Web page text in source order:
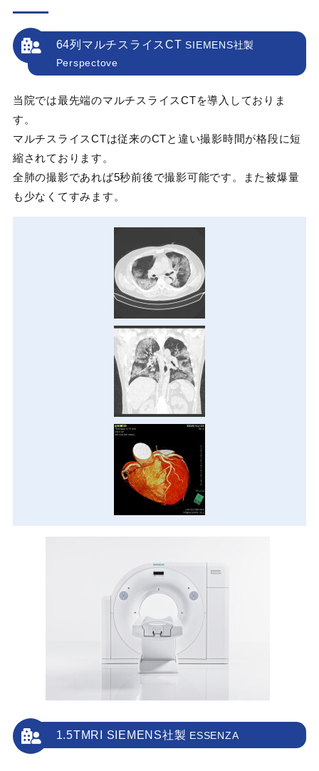
64列マルチスライスCTSIEMENS社製
Perspectove
当院では最先端のマルチスライスCTを導入しておりま
す。
マルチスライスCTは従来のCTと違い撮影時間が格段に短
縮されております。
全肺の撮影であれば5秒前後で撮影可能です。また被爆量
も少なくてすみます。
1.5TMRI SIEMENS社製 ESSENZA